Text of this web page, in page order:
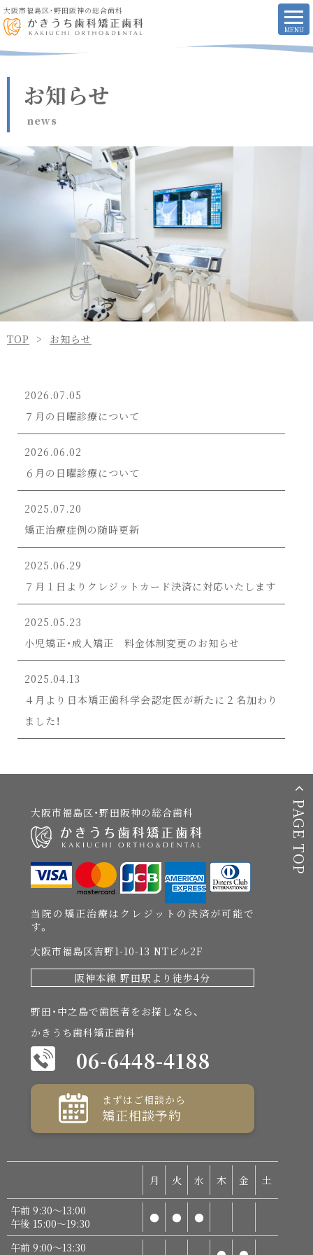
大阪市福島区・野田阪神の総合歯科
お知らせ
news
TOP お知らせ
2026.07.05
７月の日曜診療について
2026.06.02
６月の日曜診療について
2025.07.20
矯正治療症例の随時更新
2025.06.29
７月１日よりクレジットカード決済に対応いたします
2025.05.23
小児矯正・成人矯正 料金体制変更のお知らせ
2025.04.13
４月より日本矯正歯科学会認定医が新たに２名加わり
ました！
PAGE TOP
大阪市福島区・野田阪神の総合歯科
当院の矯正治療はクレジットの決済が可能で
す。
大阪市福島区吉野1-10-13 NTビル2F
阪神本線 野田駅より徒歩4分
野田・中之島で歯医者をお探しなら、
かきうち歯科矯正歯科
06-6448-4188
まずはご相談から
矯正相談予約
月 火 水 木 金 土
午前 9:30～13:00
午後 15:00～19:30
● ● ●
午前 9:00～13:30